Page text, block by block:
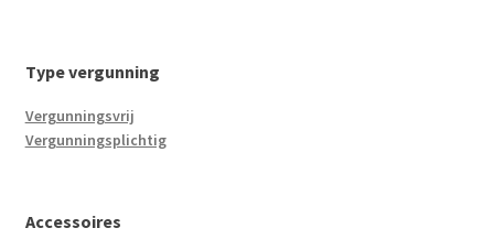
Type vergunning
Vergunningsvrij
Vergunningsplichtig
Accessoires